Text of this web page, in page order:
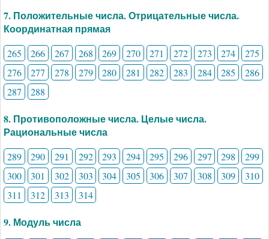
7. Положительные числа. Отрицательные числа.
Координатная прямая
265 266 267 268 269 270 271 272 273 274
275
276
277 278 279 280 281 282 283 284 285
286
287
288
8. Противоположные числа. Целые числа.
Рациональные числа
289 290 291 292 293 294 295 296 297 298
299
300
301 302 303 304 305 306 307 308 309
310
311
312 313 314
9. Модуль числа